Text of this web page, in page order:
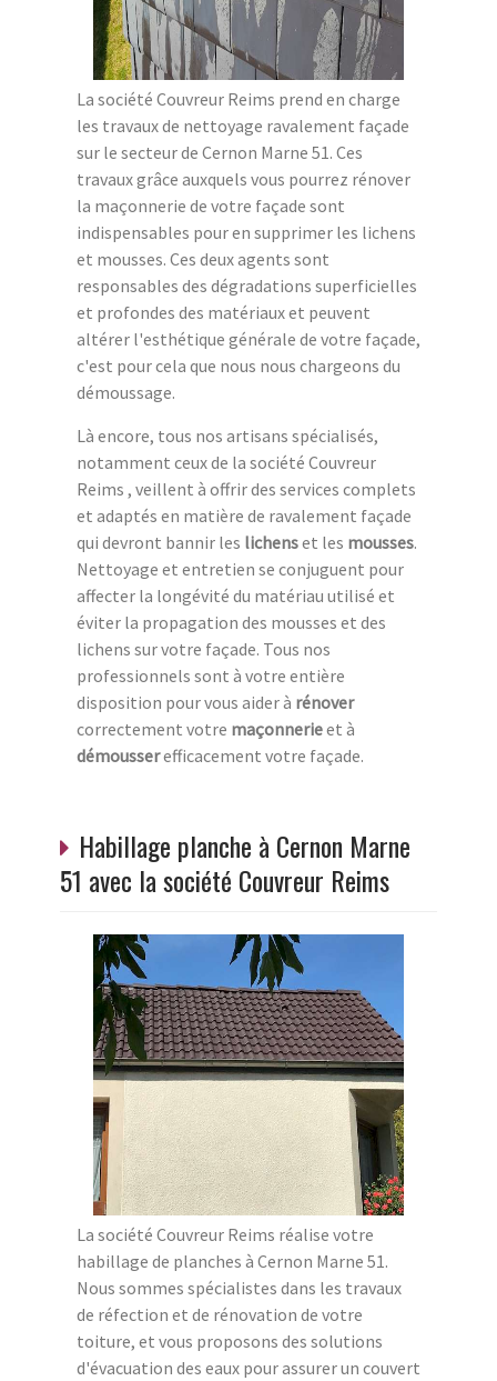
La société Couvreur Reims prend en charge
les travaux de nettoyage ravalement façade
sur le secteur de Cernon Marne 51. Ces
travaux grâce auxquels vous pourrez rénover
la maçonnerie de votre façade sont
indispensables pour en supprimer les lichens
et mousses. Ces deux agents sont
responsables des dégradations superficielles
et profondes des matériaux et peuvent
altérer l'esthétique générale de votre façade,
c'est pour cela que nous nous chargeons du
démoussage.
Là encore, tous nos artisans spécialisés,
notamment ceux de la société Couvreur
Reims , veillent à offrir des services complets
et adaptés en matière de ravalement façade
qui devront bannir les lichenset les mousses.
Nettoyage et entretien se conjuguent pour
affecter la longévité du matériau utilisé et
éviter la propagation des mousses et des
lichens sur votre façade. Tous nos
professionnels sont à votre entière
disposition pour vous aider à rénover
correctement votre maçonnerieet à
démousserefficacement votre façade.
Habillage planche à Cernon Marne
51 avec la société Couvreur Reims
La société Couvreur Reims réalise votre
habillage de planches à Cernon Marne 51.
Nous sommes spécialistes dans les travaux
de réfection et de rénovation de votre
toiture, et vous proposons des solutions
d'évacuation des eaux pour assurer un couvert